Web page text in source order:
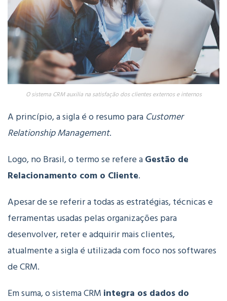
O sistema CRM auxilia na satisfação dos clientes externos e internos
A princípio, a sigla é o resumo para Customer
Relationship Management.
Logo, no Brasil, o termo se refere aGestão de
Relacionamento com o Cliente.
Apesar de se referir a todas as estratégias, técnicas e
ferramentas usadas pelas organizações para
desenvolver, reter e adquirir mais clientes,
atualmente a sigla é utilizada com foco nos softwares
de CRM.
Em suma, o sistema CRM integra os dados do